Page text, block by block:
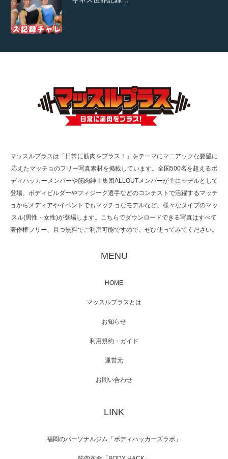
TOKYO FMラジオ番組「ONE MORNING」
で紹介さ…
た（6/8放送）
映画「メカバース」舞台挨拶へマッスルプラ
【TV】NHK BS「COOL JAPAN 」にてマッス
「ねとらぼ」さんに…
マッスルプラスは「日常に筋肉をプラス！」をテーマにマニアックな要望に
応えたマッチョのフリー写真素材を掲載しています。全国500名を超えるボ
ディハッカーメンバーや筋肉紳士集団ALLOUTメンバーが主にモデルとして
登場。ボディビルダーやフィジーク選手などのコンテストで活躍するマッチ
ョからメディアやイベントでもマッチョなモデルなど、様々なタイプのマッ
スル(男性・女性)が登場します。こちらでダウンロードできる写真はすべて
著作権フリー、且つ無料でご利用可能ですので、ぜひ使ってみてください。
MENU
HOME
マッスルプラスとは
お知らせ
利用規約・ガイド
運営元
お問い合わせ
LINK
福岡のパーソナルジム「ボディハッカーズラボ」